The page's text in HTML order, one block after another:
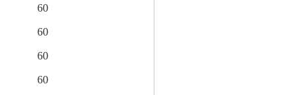
60
60
60
60